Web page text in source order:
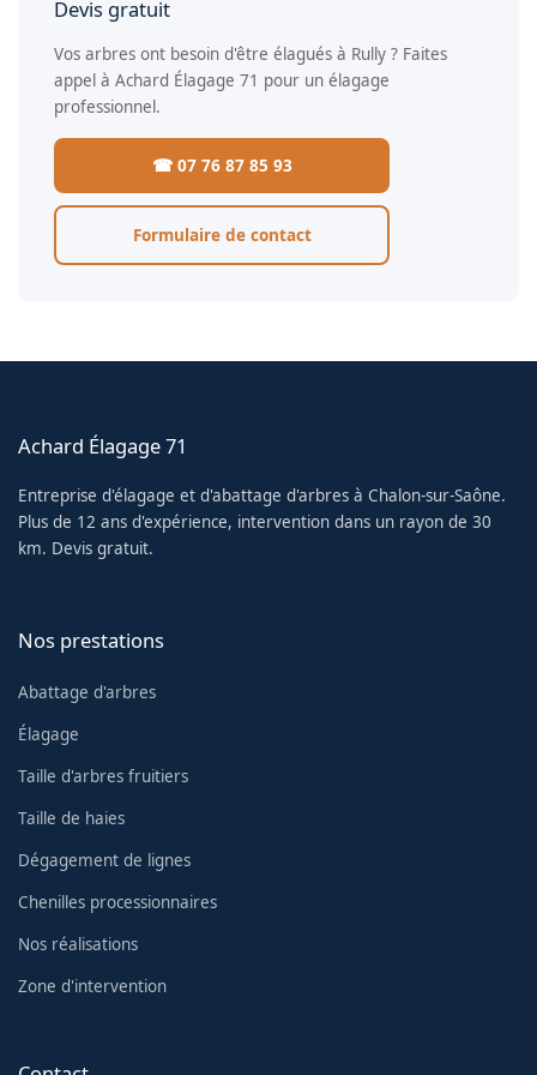
Devis gratuit
Vos arbres ont besoin d'être élagués à Rully ? Faites
appel à Achard Élagage 71 pour un élagage
professionnel.
☎ 07 76 87 85 93
Formulaire de contact
Achard Élagage 71
Entreprise d'élagage et d'abattage d'arbres à Chalon-sur-Saône.
Plus de 12 ans d'expérience, intervention dans un rayon de 30
km. Devis gratuit.
Nos prestations
Abattage d'arbres
Élagage
Taille d'arbres fruitiers
Taille de haies
Dégagement de lignes
Chenilles processionnaires
Nos réalisations
Zone d'intervention